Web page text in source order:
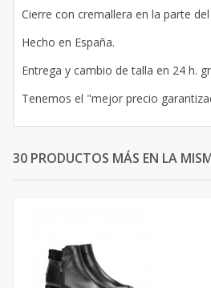
Cierre con cremallera en la parte
Hecho en España.
Entrega y cambio de talla en 24 h.
Tenemos el "mejor precio
30 PRODUCTOS MÁS EN LA